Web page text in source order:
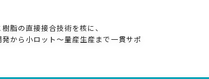
脂の直接接合技術を核に、
発から小ロット～量産生産まで一貫サポ